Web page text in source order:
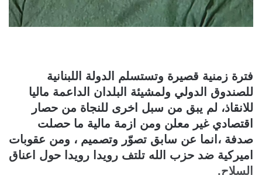
فترة زمنية قصيرة وتستسلم الدولة اللبنانية
للصندوق الدولي ولمشيئة البلدان الداعمة ماليا
للانقاذ، لم يبق من سبل اخرى للنجاة من حصار
اقتصادي غير معلن ومن ازمة مالية ما حصلت
صدفة ،انما عن سابق تصوّر وتصميم ، ومن عقوبات
اميركية ضد حزب الله تلتف رويدا رويدا حول اعناق
السلاح.